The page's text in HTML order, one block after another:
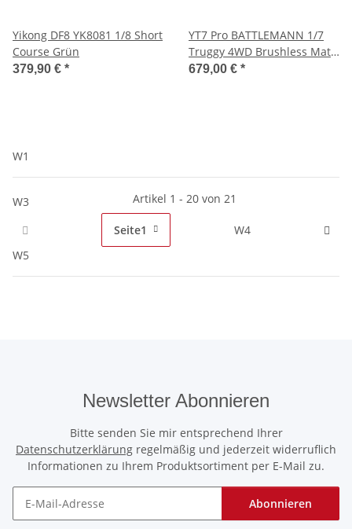
Yikong DF8 YK8081 1/8 Short
Course Grün
379,90 € *
YT7 Pro BATTLEMANN 1/7
Truggy 4WD Brushless Matt
Schwarz
679,00 € *
W1
W3 Artikel 1 - 20 von 21
Seite1
W4
W5
Newsletter Abonnieren
Bitte senden Sie mir entsprechend Ihrer
Datenschutzerklärung regelmäßig und jederzeit widerruflich
Informationen zu Ihrem Produktsortiment per E-Mail zu.
Abonnieren